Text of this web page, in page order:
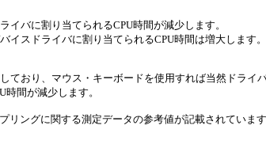
バに割り当てられるCPU時間が減少します。
スドライバに割り当てられるCPU時間は増大します。
ており、マウス・キーボードを使用すれば当然ドライ
間が減少します。
ングに関する測定データの参考値が記載されています